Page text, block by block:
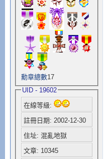
勳章總數17
UID - 19602
在線等級:
註冊日期: 2002-12-30
住址: 混亂地獄
文章: 10345